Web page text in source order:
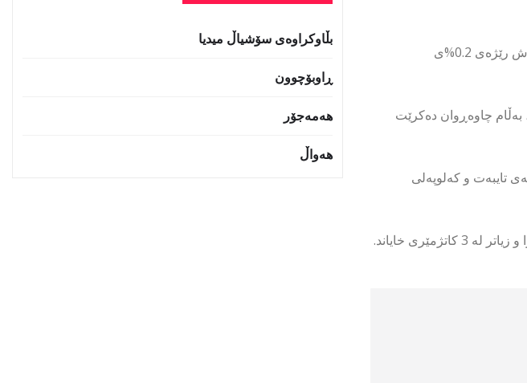
پێشبینی دەكرێت تەنیا 16.6 ملیۆن خەڵك بەشێوەی راستەوخۆ بە چاوەكانیان ئەم خۆرگیرانە ببینن، كە ئەمەش رێژەی 0.2%ی
بەڵام چاوەڕوان دەكرێت
تایبەت و كەلوپەلی
خایاند.
بڵاوکراوەی سۆشیاڵ میدیا
ڕاوبۆچوون
هەمەجۆر
هەواڵ